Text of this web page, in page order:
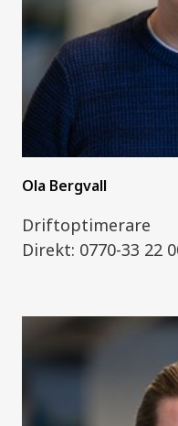
Ola Bergvall
Driftoptimerare
Direkt: 0770-33 22